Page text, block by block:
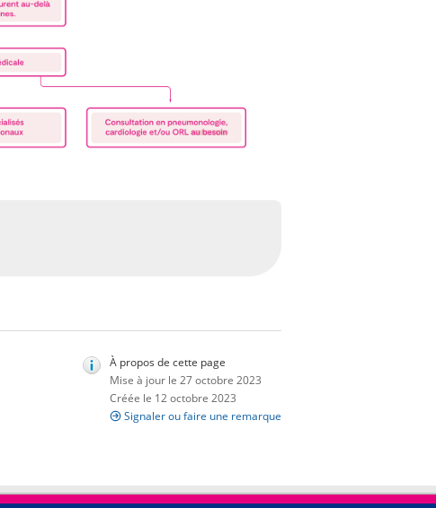
À propos de cette page
Mise à jour le 27 octobre 2023
Créée le 12 octobre 2023
Signaler ou faire une remarque